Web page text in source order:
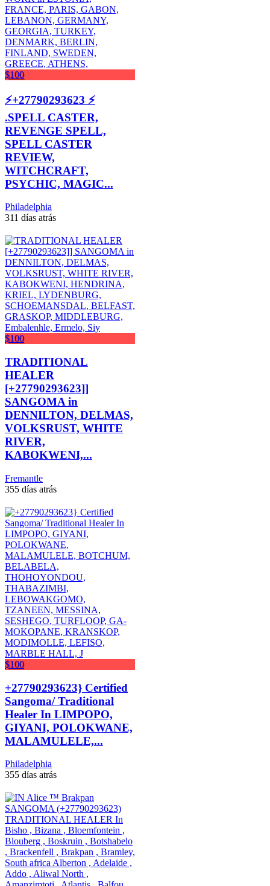
$100
⚡+27790293623 ⚡
.SPELL CASTER,
REVENGE SPELL,
SPELL CASTER
REVIEW,
WITCHCRAFT,
PSYCHIC, MAGIC...
Philadelphia
311 días atrás
$100
TRADITIONAL
HEALER
[+27790293623]]
SANGOMA in
DENNILTON, DELMAS,
VOLKSRUST, WHITE
RIVER,
KABOKWENI,...
Fremantle
355 días atrás
$100
+27790293623} Certified
Sangoma/ Traditional
Healer In LIMPOPO,
GIYANI, POLOKWANE,
MALAMULELE,...
Philadelphia
355 días atrás